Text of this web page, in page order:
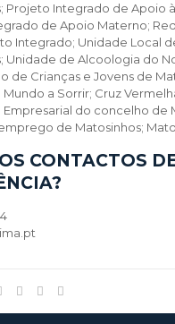
Projeto Integrado de Apoio
de Apoio Materno;
Integrado; Unidade Local
Unidade de Alcoologia do
de Crianças e Jovens de
a Sorrir; Cruz
Empresarial do concelho de
de Matosinhos;
CONTACTOS